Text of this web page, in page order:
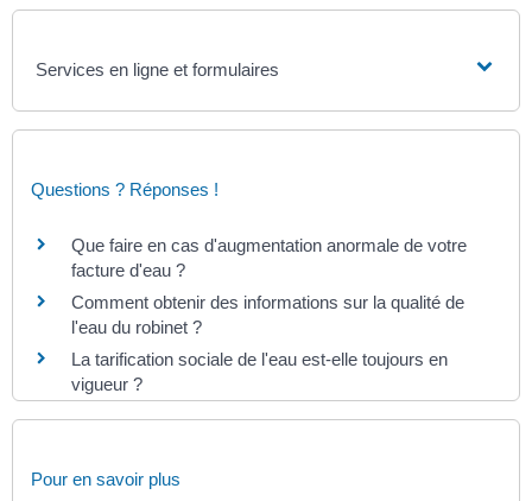
Services en ligne et formulaires
Questions ? Réponses !
Que faire en cas d'augmentation anormale de votre
facture d'eau ?
Comment obtenir des informations sur la qualité de
l'eau du robinet ?
La tarification sociale de l'eau est-elle toujours en
vigueur ?
Pour en savoir plus